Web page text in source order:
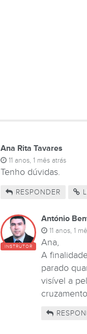
Ana Rita Tavares
11 anos, 1 mês atrás
Tenho dúvidas.
RESPONDER
INSTRUTOR
António
11 anos, 1
Ana,
A
parado
visível a